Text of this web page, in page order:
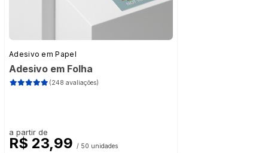
Adesivo em Papel
Adesivo em Folha
(248 avaliações)
a partir de
R$ 23,99 / 50 unidades